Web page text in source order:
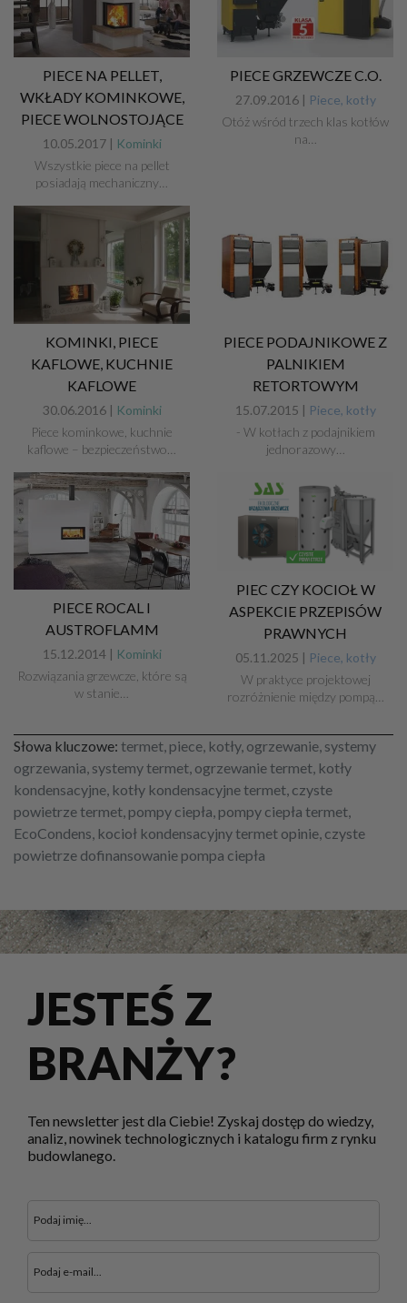
PIECE NA PELLET,
WKŁADY KOMINKOWE,
PIECE WOLNOSTOJĄCE
10.05.2017 | Kominki
Wszystkie piece na pellet
posiadają mechaniczny…
PIECE GRZEWCZE C.O.
27.09.2016 | Piece, kotły
Otóż wśród trzech klas kotłów
na…
KOMINKI, PIECE
KAFLOWE, KUCHNIE
KAFLOWE
30.06.2016 | Kominki
Piece kominkowe, kuchnie
kaflowe – bezpieczeństwo…
PIECE PODAJNIKOWE Z
PALNIKIEM
RETORTOWYM
15.07.2015 | Piece, kotły
- W kotłach z podajnikiem
jednorazowy…
PIECE ROCAL I
AUSTROFLAMM
15.12.2014 | Kominki
Rozwiązania grzewcze, które są
w stanie…
PIEC CZY KOCIOŁ W
ASPEKCIE PRZEPISÓW
PRAWNYCH
05.11.2025 | Piece, kotły
W praktyce projektowej
rozróżnienie między pompą…
Słowa kluczowe: termet, piece, kotły, ogrzewanie, systemy
ogrzewania, systemy termet, ogrzewanie termet, kotły
kondensacyjne, kotły kondensacyjne termet, czyste
powietrze termet, pompy ciepła, pompy ciepła termet,
EcoCondens, kocioł kondensacyjny termet opinie, czyste
powietrze dofinansowanie pompa ciepła
JESTEŚ Z
BRANŻY?
Ten newsletter jest dla Ciebie! Zyskaj dostęp do wiedzy,
analiz, nowinek technologicznych i katalogu firm z rynku
budowlanego.